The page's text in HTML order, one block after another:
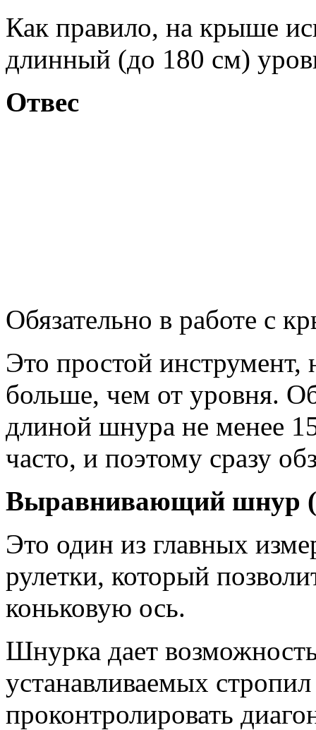
Как правило, на крыше
длинный (до 180 см)
Отвес
Обязательно в работе с
Это простой инструмент,
больше, чем от уровня.
длиной шнура не менее
часто, и поэтому сразу
Выравнивающий шнур
Это один из главных
рулетки, который
коньковую ось.
Шнурка дает
устанавливаемых
проконтролировать